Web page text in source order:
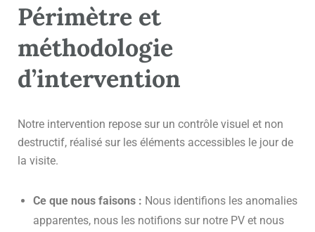
Périmètre et
méthodologie
d’intervention
Notre intervention repose sur un contrôle visuel et non
destructif, réalisé sur les éléments accessibles le jour de
la visite.
Ce que nous faisons : Nous identifions les anomalies
apparentes, nous les notifions sur notre PV et nous